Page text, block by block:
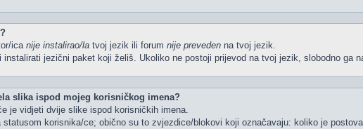
ica nije instalirao/la tvoj jezik ili forum nije preveden na tvoj jezik.
instalirati jezični paket koji želiš. Ukoliko ne postoji prijevod na tvoj jezik, slobodno ga
slika ispod mojeg korisničkog imena?
je vidjeti dvije slike ispod korisničkih imena.
korisnika/ce; obično su to zvjezdice/blokovi koji označavaju: koliko je